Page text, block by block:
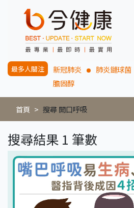
最多人關注 新冠肺炎 肺炎鏈球菌
膽固醇
首頁 搜尋 開口呼吸
搜尋結果 1 筆數